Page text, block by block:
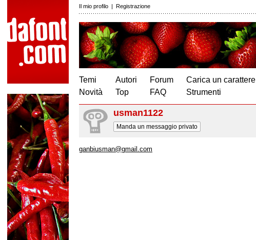
Il mio profilo | Registrazione
Temi
Novità
Autori
Top
Forum
FAQ
Carica un carattere
Strumenti
usman1122
Manda un messaggio privato
ganbiusman@gmail.com